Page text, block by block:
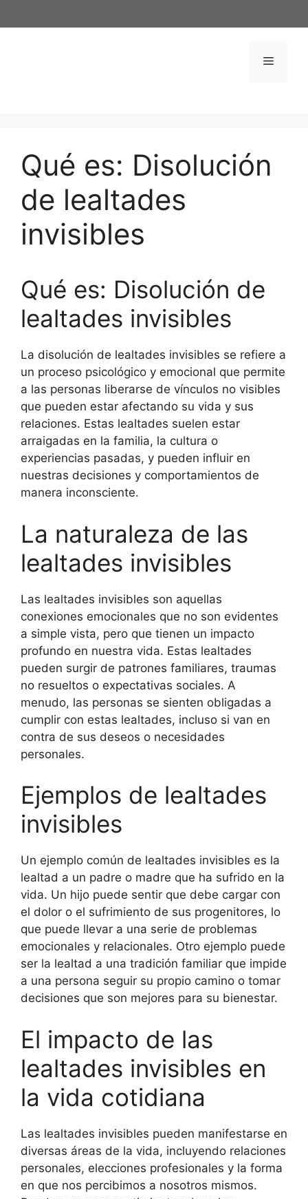
al
Menú
Qué es: Disolución
de lealtades
invisibles
Qué es: Disolución de
lealtades invisibles
La disolución de lealtades invisibles se refiere a
un proceso psicológico y emocional que permite
a las personas liberarse de vínculos no visibles
que pueden estar afectando su vida y sus
relaciones. Estas lealtades suelen estar
arraigadas en la familia, la cultura o
experiencias pasadas, y pueden influir en
nuestras decisiones y comportamientos de
manera inconsciente.
La naturaleza de las
lealtades invisibles
Las lealtades invisibles son aquellas
conexiones emocionales que no son evidentes
a simple vista, pero que tienen un impacto
profundo en nuestra vida. Estas lealtades
pueden surgir de patrones familiares, traumas
no resueltos o expectativas sociales. A
menudo, las personas se sienten obligadas a
cumplir con estas lealtades, incluso si van en
contra de sus deseos o necesidades
personales.
Ejemplos de lealtades
invisibles
Un ejemplo común de lealtades invisibles es la
lealtad a un padre o madre que ha sufrido en la
vida. Un hijo puede sentir que debe cargar con
el dolor o el sufrimiento de sus progenitores, lo
que puede llevar a una serie de problemas
emocionales y relacionales. Otro ejemplo puede
ser la lealtad a una tradición familiar que impide
a una persona seguir su propio camino o tomar
decisiones que son mejores para su bienestar.
El impacto de las
lealtades invisibles en
la vida cotidiana
Las lealtades invisibles pueden manifestarse en
diversas áreas de la vida, incluyendo relaciones
personales, elecciones profesionales y la forma
en que nos percibimos a nosotros mismos.